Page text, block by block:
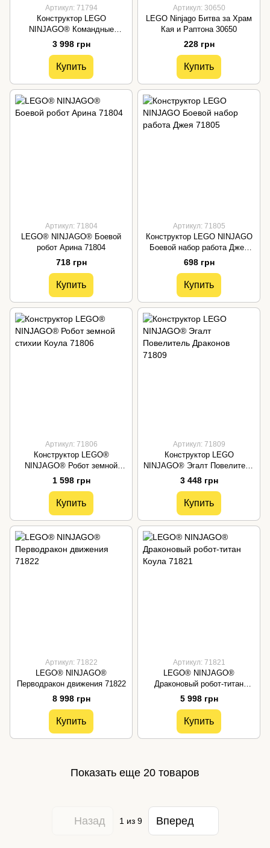
Артикул: 71794
Конструктор LEGO
NINJAGO® Командные
работы ниндзя Ллойда и Арин
71794
3 998 грн
Купить
Артикул: 30650
LEGO Ninjago Битва за Храм
Кая и Раптона 30650
228 грн
Купить
Артикул: 71804
LEGO® NINJAGO® Боевой
робот Арина 71804
718 грн
Купить
Артикул: 71805
Конструктор LEGO NINJAGO
Боевой набор работа Джея
71805
698 грн
Купить
Артикул: 71806
Конструктор LEGO®
NINJAGO® Робот земной
стихии Коула 71806
1 598 грн
Купить
Артикул: 71809
Конструктор LEGO
NINJAGO® Эгалт Повелитель
Драконов 71809
3 448 грн
Купить
Артикул: 71822
LEGO® NINJAGO®
Перводракон движения 71822
8 998 грн
Купить
Артикул: 71821
LEGO® NINJAGO®
Драконовый робот-титан
Коула 71821
5 998 грн
Купить
Показать еще 20 товаров
Назад 1из 9 Вперед